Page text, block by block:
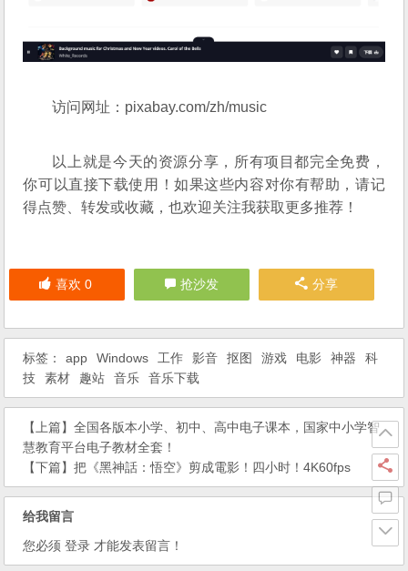
访问网址： pixabay.com/zh/music
以上就是今天的资源分享，所有项目都完全免费，
你可以直接下载使用！如果这些内容对你有帮助，请记
得点赞、转发或收藏，也欢迎关注我获取更多推荐！
喜欢 0 抢沙发 分享
标签： app Windows 工作 影音 抠图 游戏 电影 神器
科
技
素材 趣站 音乐 音乐下载
【上篇】全国各版本小学、初中、高中电子课本，国家中小学智
慧教育平台电子教材全套！
【下篇】把《黑神話：悟空》剪成電影！四小时！4K60fps
给我留言
您必须 登录才能发表留言！